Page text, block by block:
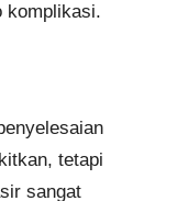
komplikasi.
tetapi
sangat